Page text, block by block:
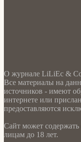
О журнале LiLiEc &
Все материалы на
источников - имеют
интернете или
предоставляются
Сайт может
лицам до 18 лет.